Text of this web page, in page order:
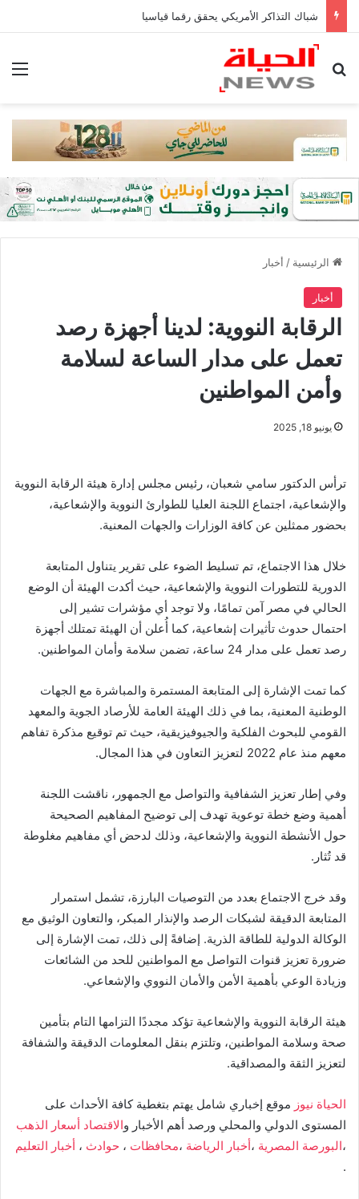
شباك التذاكر الأمريكي يحقق رقما قياسيا
بحث عن
الرئيسية / أخبار
أخبار
الرقابة النووية: لدينا أجهزة رصد
تعمل على مدار الساعة لسلامة
وأمن المواطنين
يونيو 18, 2025
ترأس الدكتور سامي شعبان، رئيس مجلس إدارة هيئة الرقابة النووية
والإشعاعية، اجتماع اللجنة العليا للطوارئ النووية والإشعاعية،
بحضور ممثلين عن كافة الوزارات والجهات المعنية.
خلال هذا الاجتماع، تم تسليط الضوء على تقرير يتناول المتابعة
الدورية للتطورات النووية والإشعاعية، حيث أكدت الهيئة أن الوضع
الحالي في مصر آمن تمامًا، ولا توجد أي مؤشرات تشير إلى
احتمال حدوث تأثيرات إشعاعية، كما أُعلن أن الهيئة تمتلك أجهزة
رصد تعمل على مدار 24 ساعة، تضمن سلامة وأمان المواطنين.
كما تمت الإشارة إلى المتابعة المستمرة والمباشرة مع الجهات
الوطنية المعنية، بما في ذلك الهيئة العامة للأرصاد الجوية والمعهد
القومي للبحوث الفلكية والجيوفيزيقية، حيث تم توقيع مذكرة تفاهم
معهم منذ عام 2022 لتعزيز التعاون في هذا المجال.
وفي إطار تعزيز الشفافية والتواصل مع الجمهور، ناقشت اللجنة
أهمية وضع خطة توعوية تهدف إلى توضيح المفاهيم الصحيحة
حول الأنشطة النووية والإشعاعية، وذلك لدحض أي مفاهيم مغلوطة
قد تُثار.
وقد خرج الاجتماع بعدد من التوصيات البارزة، تشمل استمرار
المتابعة الدقيقة لشبكات الرصد والإنذار المبكر، والتعاون الوثيق مع
الوكالة الدولية للطاقة الذرية. إضافةً إلى ذلك، تمت الإشارة إلى
ضرورة تعزيز قنوات التواصل مع المواطنين للحد من الشائعات
وزيادة الوعي بأهمية الأمن والأمان النووي والإشعاعي.
هيئة الرقابة النووية والإشعاعية تؤكد مجددًا التزامها التام بتأمين
صحة وسلامة المواطنين، وتلتزم بنقل المعلومات الدقيقة والشفافة
لتعزيز الثقة والمصداقية.
الحياة نيوز موقع إخباري شامل يهتم بتغطية كافة الأحداث على
المستوى الدولي والمحلي ورصد أهم الأخبار والاقتصاد أسعار الذهب
،البورصة المصرية ،أخبار الرياضة ،محافظات ، حوادث ، أخبار التعليم
.